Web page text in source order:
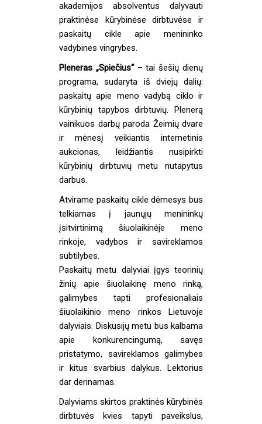
akademijos absolventus dalyvauti
praktinėse kūrybinėse dirbtuvėse ir
paskaitų cikle apie menininko
vadybines vingrybes.
Pleneras „Spiečius“– tai šešių dienų
programa, sudaryta iš dviejų dalių:
paskaitų apie meno vadybą ciklo ir
kūrybinių tapybos dirbtuvių. Plenerą
vainikuos darbų paroda Žeimių dvare
ir mėnesį veikiantis internetinis
aukcionas, leidžiantis nusipirkti
kūrybinių dirbtuvių metu nutapytus
darbus.
Atvirame paskaitų cikle dėmesys bus
telkiamas į jaunųjų menininkų
įsitvirtinimą šiuolaikinėje meno
rinkoje, vadybos ir savireklamos
subtilybes.
Paskaitų metu dalyviai įgys teorinių
žinių apie šiuolaikinę meno rinką,
galimybes tapti profesionaliais
šiuolaikinio meno rinkos Lietuvoje
dalyviais. Diskusijų metu bus kalbama
apie konkurencingumą, savęs
pristatymo, savireklamos galimybes
ir kitus svarbius dalykus. Lektorius
dar derinamas.
Dalyviams skirtos praktinės kūrybinės
dirbtuvės kvies tapyti paveikslus,